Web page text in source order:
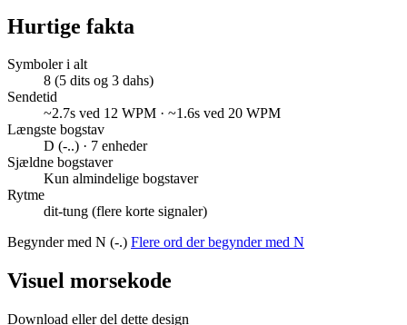
Hurtige fakta
Symboler i alt
8 (5 dits og 3 dahs)
Sendetid
~2.7s ved 12 WPM · ~1.6s ved 20 WPM
Længste bogstav
D (-..) · 7 enheder
Sjældne bogstaver
Kun almindelige bogstaver
Rytme
dit-tung (flere korte signaler)
Begynder med N (-.) Flere ord der begynder med N
Visuel morsekode
Download eller del dette design